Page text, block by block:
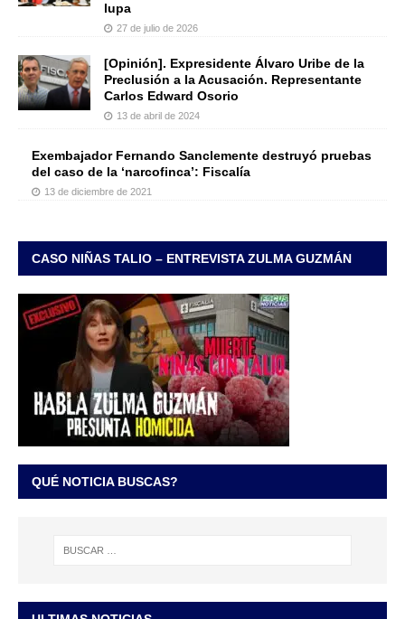
lupa
27 de julio de 2026
[Opinión]. Expresidente Álvaro Uribe de la
Preclusión a la Acusación. Representante
Carlos Edward Osorio
13 de abril de 2024
Exembajador Fernando Sanclemente destruyó pruebas
del caso de la ‘narcofinca’: Fiscalía
13 de diciembre de 2021
CASO NIÑAS TALIO – ENTREVISTA ZULMA GUZMÁN
QUÉ NOTICIA BUSCAS?